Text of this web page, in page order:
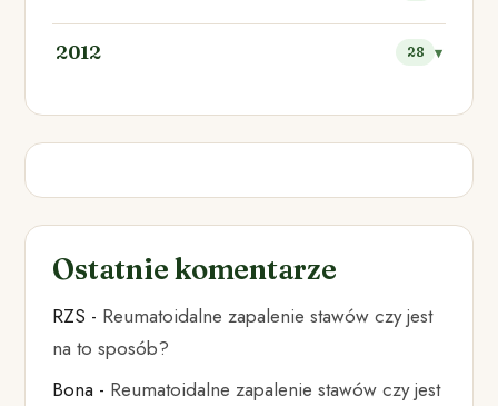
2012 28
Ostatnie komentarze
RZS - Reumatoidalne zapalenie stawów czy jest
na to sposób?
Bona - Reumatoidalne zapalenie stawów czy jest